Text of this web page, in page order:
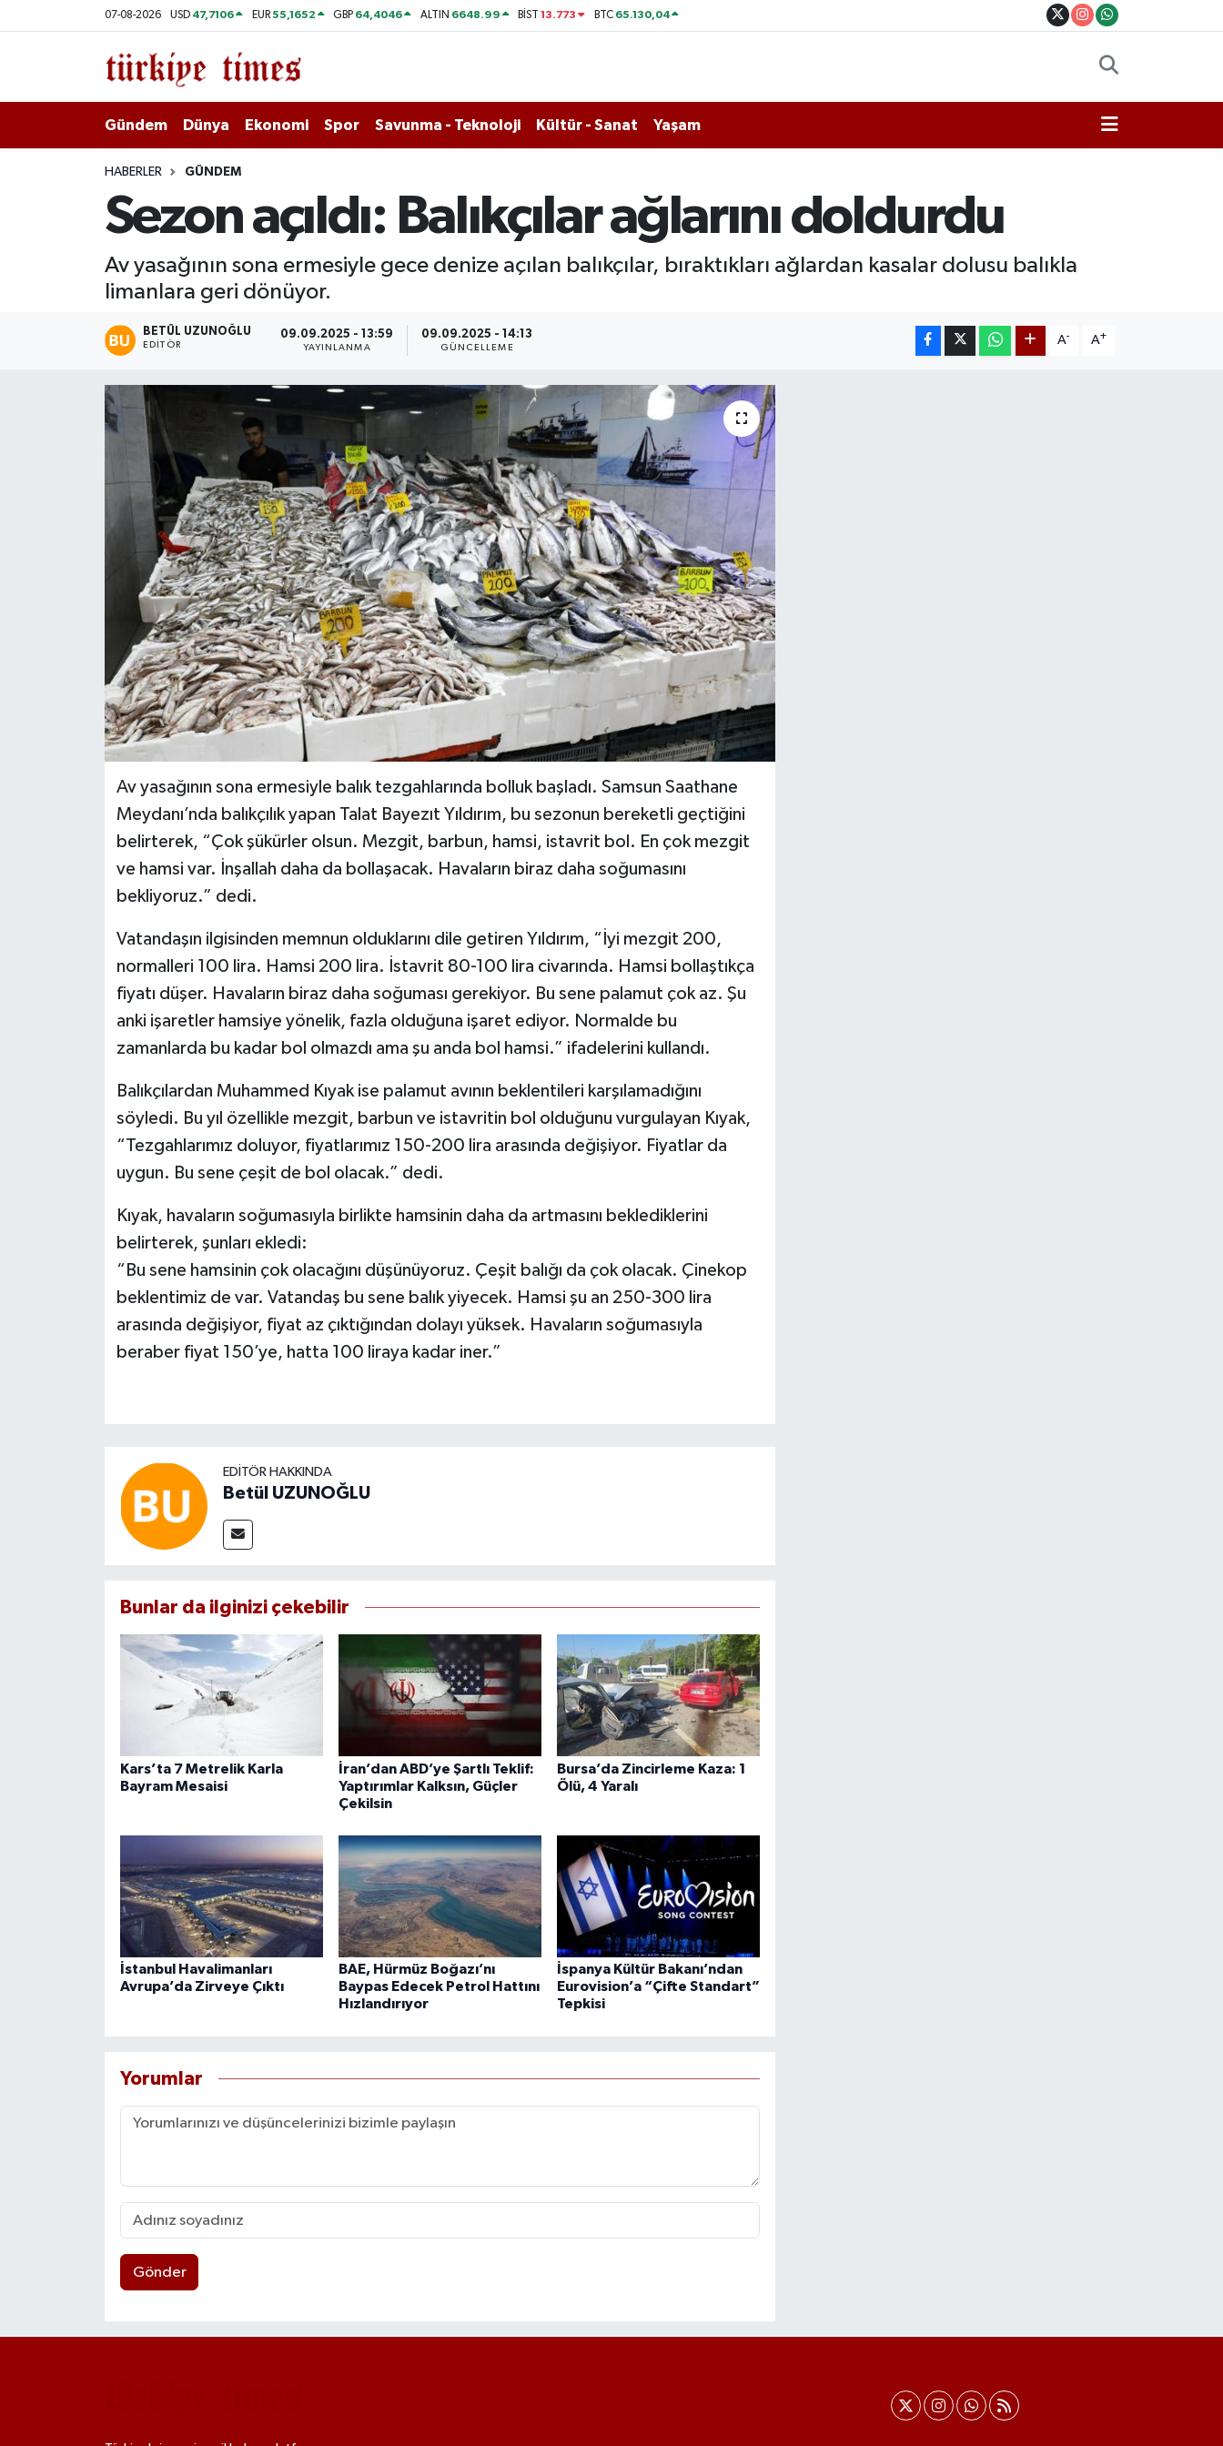
07-08-2026 USD 47,7106 EUR55,1652 GBP 64,4046 ALTIN 6648.99 BİST13.773 BTC 65.130,04
Gündem Dünya Ekonomi Spor Savunma - Teknoloji Kültür - Sanat Yaşam
HABERLER GÜNDEM
Sezon açıldı: Balıkçılar ağlarını doldurdu
Av yasağının sona ermesiyle gece denize açılan balıkçılar, bıraktıkları ağlardan kasalar dolusu balıkla
limanlara geri dönüyor.
BETÜL UZUNOĞLU
EDITÖR
09.09.2025 - 13:59
YAYINLANMA
09.09.2025 - 14:13
GÜNCELLEME
A- A+
Av yasağının sona ermesiyle balık tezgahlarında bolluk başladı. Samsun Saathane
Meydanı’nda balıkçılık yapan Talat Bayezıt Yıldırım, bu sezonun bereketli geçtiğini
belirterek, “Çok şükürler olsun. Mezgit, barbun, hamsi, istavrit bol. En çok mezgit
ve hamsi var. İnşallah daha da bollaşacak. Havaların biraz daha soğumasını
bekliyoruz.” dedi.
Vatandaşın ilgisinden memnun olduklarını dile getiren Yıldırım, “İyi mezgit 200,
normalleri 100 lira. Hamsi 200 lira. İstavrit 80-100 lira civarında. Hamsi bollaştıkça
fiyatı düşer. Havaların biraz daha soğuması gerekiyor. Bu sene palamut çok az. Şu
anki işaretler hamsiye yönelik, fazla olduğuna işaret ediyor. Normalde bu
zamanlarda bu kadar bol olmazdı ama şu anda bol hamsi.” ifadelerini kullandı.
Balıkçılardan Muhammed Kıyak ise palamut avının beklentileri karşılamadığını
söyledi. Bu yıl özellikle mezgit, barbun ve istavritin bol olduğunu vurgulayan Kıyak,
“Tezgahlarımız doluyor, fiyatlarımız 150-200 lira arasında değişiyor. Fiyatlar da
uygun. Bu sene çeşit de bol olacak.” dedi.
Kıyak, havaların soğumasıyla birlikte hamsinin daha da artmasını beklediklerini
belirterek, şunları ekledi:
“Bu sene hamsinin çok olacağını düşünüyoruz. Çeşit balığı da çok olacak. Çinekop
beklentimiz de var. Vatandaş bu sene balık yiyecek. Hamsi şu an 250-300 lira
arasında değişiyor, fiyat az çıktığından dolayı yüksek. Havaların soğumasıyla
beraber fiyat 150’ye, hatta 100 liraya kadar iner.”
EDITÖR HAKKINDA
Betül UZUNOĞLU
Bunlar da ilginizi çekebilir
Kars’ta 7 Metrelik Karla
Bayram Mesaisi
İran’dan ABD’ye Şartlı Teklif:
Yaptırımlar Kalksın, Güçler
Çekilsin
Bursa’da Zincirleme Kaza: 1
Ölü, 4 Yaralı
İstanbul Havalimanları
Avrupa’da Zirveye Çıktı
BAE, Hürmüz Boğazı’nı
Baypas Edecek Petrol Hattını
Hızlandırıyor
İspanya Kültür Bakanı’ndan
Eurovision’a “Çifte Standart”
Tepkisi
Yorumlar
Gönder
Gündem
Savunma - Teknoloji
Kültür - Sanat
Hava Durumu
Süper Lig Puan Durumu ve Fikstür
Tüm Manşetler
Son Dakika Haberleri
Haber Arşivi